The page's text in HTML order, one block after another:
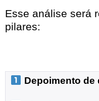
Esse análise será
pilares:
Depoimento de